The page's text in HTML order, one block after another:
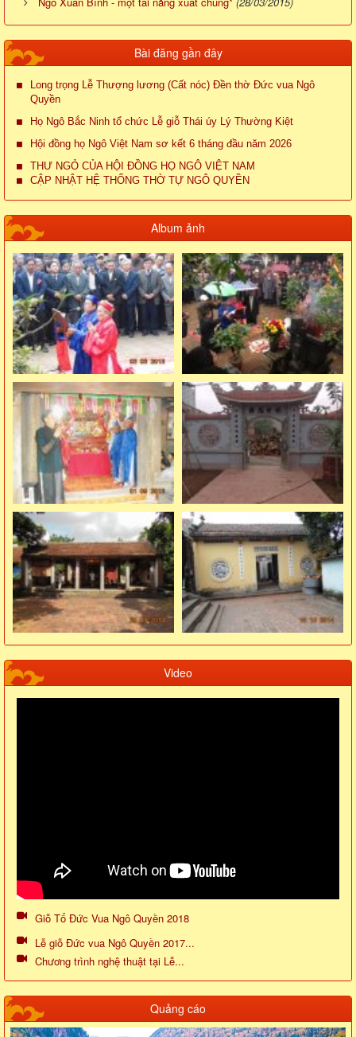
Bài đăng gần đây
Long trọng Lễ Thượng lương (Cất nóc) Đền thờ Đức vua Ngô
Quyền
Họ Ngô Bắc Ninh tổ chức Lễ giỗ Thái úy Lý Thường Kiệt
Hội đồng họ Ngô Việt Nam sơ kết 6 tháng đầu năm 2026
THƯ NGỎ CỦA HỘI ĐỒNG HỌ NGÔ VIỆT NAM
CẬP NHẬT HỆ THỐNG THỜ TỰ NGÔ QUYỀN
Album ảnh
Video
Giỗ Tổ Đức Vua Ngô Quyền 2018
Lễ giỗ Đức vua Ngô Quyền 2017...
Chương trình nghệ thuật tại Lễ...
Quảng cáo